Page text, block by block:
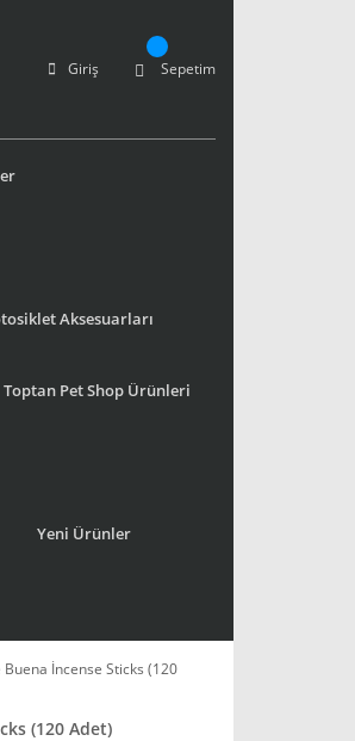
Giriş Sepetim
Aksesuarları
Toptan Pet Shop Ürünleri
Yeni Ürünler
İncense Sticks (120
(120 Adet)